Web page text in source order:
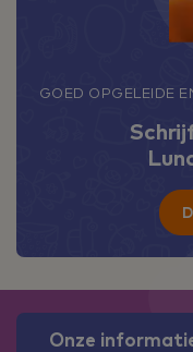
GOED OPGELEIDE
Onze